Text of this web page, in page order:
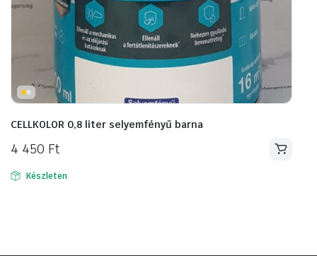
CELLKOLOR 0,8 liter selyemfényű barna
4 450 Ft
Készleten